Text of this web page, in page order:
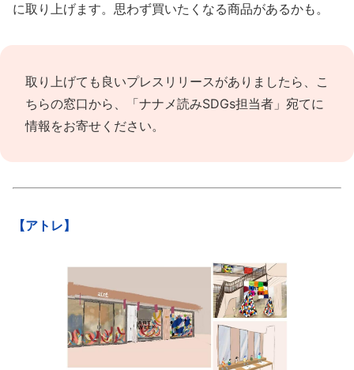
に取り上げます。思わず買いたくなる商品があるかも。
取り上げても良いプレスリリースがありましたら、 こ
ちらの窓口から、「ナナメ読みSDGs担当者」宛てに
情報をお寄せください。
【アトレ】